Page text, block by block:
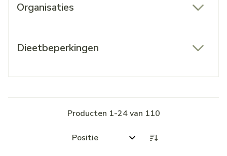
Organisaties
Dieetbeperkingen
Producten 1-24van 110
Sorteer op: